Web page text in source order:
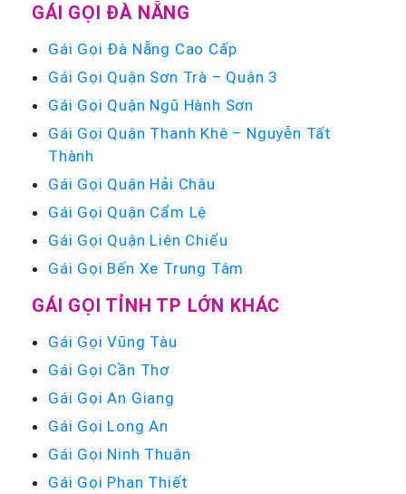
GÁI GỌI ĐÀ NẴNG
Gái Gọi Đà Nẵng Cao Cấp
Gái Gọi Quận Sơn Trà – Quận 3
Gái Gọi Quận Ngũ Hành Sơn
Gái Gọi Quận Thanh Khê – Nguyễn Tất
Thành
Gái Gọi Quận Hải Châu
Gái Gọi Quận Cẩm Lệ
Gái Gọi Quận Liên Chiểu
Gái Gọi Bến Xe Trung Tâm
GÁI GỌI TỈNH TP LỚN KHÁC
Gái Gọi Vũng Tàu
Gái Gọi Cần Thơ
Gái Gọi An Giang
Gái Gọi Long An
Gái Gọi Ninh Thuận
Gái Gọi Phan Thiết